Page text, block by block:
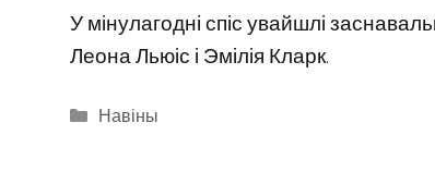
У мінулагодні спіс увайшлі
Леона Льюіс і Эмілія Кларк.
Categories
Навіны